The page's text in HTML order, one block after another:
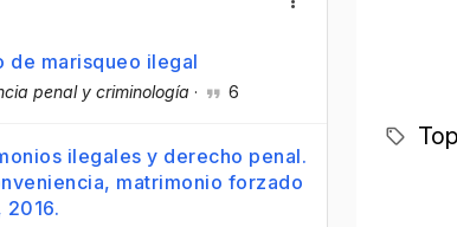
de marisqueo ilegal
penal y criminología · 6
ilegales y derecho penal.
matrimonio forzado